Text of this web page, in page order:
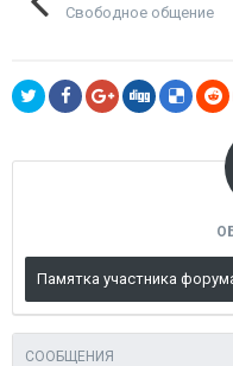
Свободное общение
Памятка участника
СООБЩЕНИЯ